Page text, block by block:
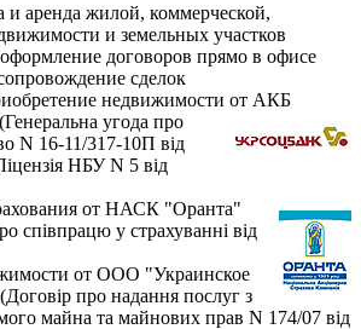
и аренда жилой, коммерческой,
и земельных участков
договоров прямо в офисе
сделок
недвижимости от АКБ
(Генеральна угода про
N 16-11/317-10П вiд
НБУ N 5 вiд
от НАСК "Оранта"
спiвпрацю у страхуваннi вiд
от ООО "Украинское
про надання послуг з
майна та майнових прав N 174/07 вiд